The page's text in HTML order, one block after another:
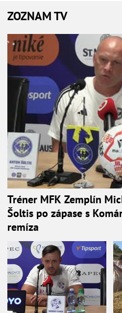
ZOZNAM TV
Tréner MFK Zemplín
Šoltis po zápase s
remíza